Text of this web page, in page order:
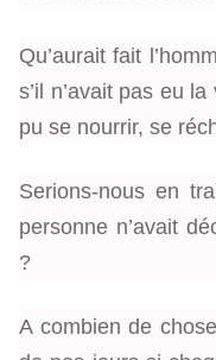
Qu’aurait fait
s’il n’avait pas eu
pu se nourrir, se
Serions-nous en
personne n’avait
?
A combien de